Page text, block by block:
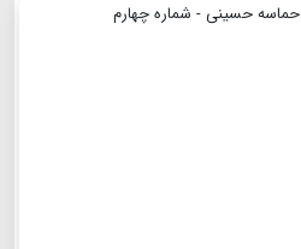
حماسه حسینی - شماره چهارم